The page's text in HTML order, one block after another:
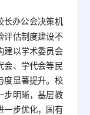
长办公会决策机
评估制度建设不
建以学术委员会
会、学代会等民
度显著提升。校
步明晰，基层教
一步优化，国有